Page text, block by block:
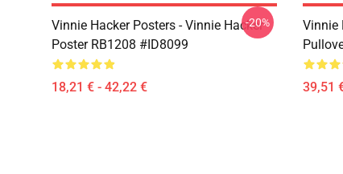
Vinnie Hacker Posters - Vinnie Hacker
Poster RB1208 #ID8099
18,21 € - 42,22 €
-20%
Vinnie
39,51